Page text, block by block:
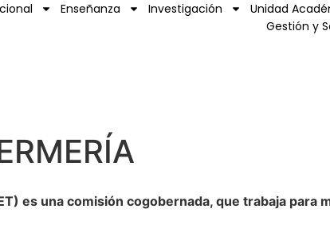
Enseñanza Investigación
Unidad
Gestión y
es una comisión cogobernada, que trabaja para